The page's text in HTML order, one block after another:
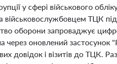
у сфері військового
військовослужбовцем ТЦК
оборони запроваджує
через оновлений застосунок
довідок і візитів до ТЦК.